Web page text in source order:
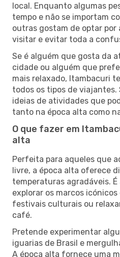
local. Enquanto algumas
tempo e não se importam
outras gostam de optar por
visitar e evitar toda a
Se é alguém que gosta da
cidade ou alguém que
mais relaxado, Itambacuri
todos os tipos de viajantes.
ideias de atividades que
tanto na época alta como
O que fazer em
alta
Perfeita para aqueles que
livre, a época alta oferece
temperaturas agradáveis.
explorar os marcos
festivais culturais ou
café.
Pretende experimentar
iguarias de Brasil e
A época alta fornece uma